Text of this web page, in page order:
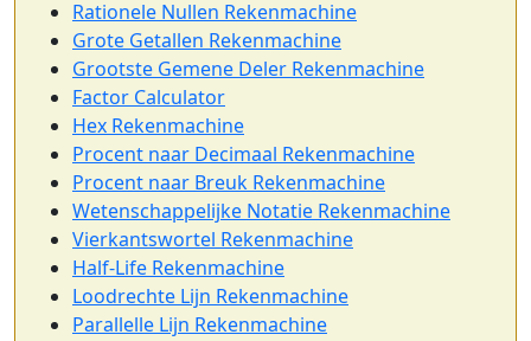
Rationele Nullen Rekenmachine
Grote Getallen Rekenmachine
Grootste Gemene Deler Rekenmachine
Factor Calculator
Hex Rekenmachine
Procent naar Decimaal Rekenmachine
Procent naar Breuk Rekenmachine
Wetenschappelijke Notatie Rekenmachine
Vierkantswortel Rekenmachine
Half-Life Rekenmachine
Loodrechte Lijn Rekenmachine
Parallelle Lijn Rekenmachine